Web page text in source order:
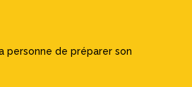
personne de préparer son